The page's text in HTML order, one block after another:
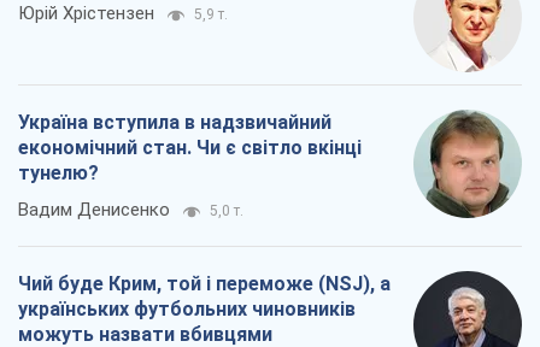
Юрій Хрістензен 5,9 т.
Україна вступила в надзвичайний
економічний стан. Чи є світло вкінці
тунелю?
Вадим Денисенко 5,0 т.
Чий буде Крим, той і переможе (NSJ), а
українських футбольних чиновників
можуть назвати вбивцями